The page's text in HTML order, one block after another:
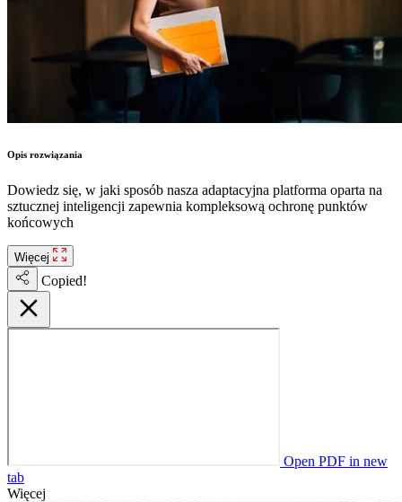
Opis rozwiązania
Dowiedz się, w jaki sposób nasza adaptacyjna platforma oparta na
sztucznej inteligencji zapewnia kompleksową ochronę punktów
końcowych
Więcej
Copied!
Open PDF in new
tab
Więcej